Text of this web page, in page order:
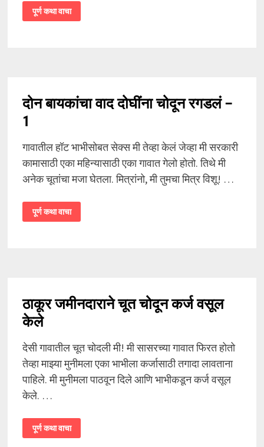
दोन
बायकांचा
वाद
पूर्ण कथा वाचा
दोन बायकांचा वाद दोघींना चोदून रगडलं –
1
गावातील हॉट भाभीसोबत सेक्स मी तेव्हा केलं जेव्हा मी सरकारी
कामासाठी एका महिन्यासाठी एका गावात गेलो होतो. तिथे मी
अनेक चूतांचा मजा घेतला. मित्रांनो, मी तुमचा मित्र विशू! …
दोन
बायकांचा
वाद
पूर्ण कथा वाचा
ठाकूर जमीनदाराने चूत चोदून कर्ज वसूल
केले
देसी गावातील चूत चोदली मी! मी सासरच्या गावात फिरत होतो
तेव्हा माझ्या मुनीमला एका भाभीला कर्जासाठी तगादा लावताना
पाहिले. मी मुनीमला पाठवून दिले आणि भाभीकडून कर्ज वसूल
केले. …
ठाकूर
जमीनदाराने
चूत
पूर्ण कथा वाचा